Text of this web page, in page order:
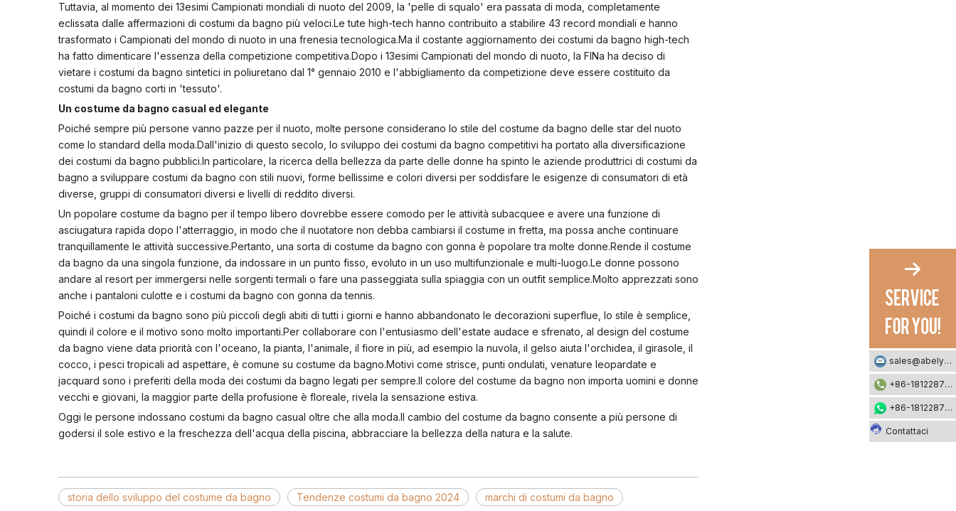
Tuttavia, al momento dei 13esimi Campionati mondiali di nuoto del 2009, la 'pelle di squalo' era passata di moda, completamente
eclissata dalle affermazioni di costumi da bagno più veloci.Le tute high-tech hanno contribuito a stabilire 43 record mondiali e hanno
trasformato i Campionati del mondo di nuoto in una frenesia tecnologica.Ma il costante aggiornamento dei costumi da bagno high-tech
ha fatto dimenticare l'essenza della competizione competitiva.Dopo i 13esimi Campionati del mondo di nuoto, la FINa ha deciso di
vietare i costumi da bagno sintetici in poliuretano dal 1° gennaio 2010 e l'abbigliamento da competizione deve essere costituito da
costumi da bagno corti in 'tessuto'.
Un costume da bagno casual ed elegante
Poiché sempre più persone vanno pazze per il nuoto, molte persone considerano lo stile del costume da bagno delle star del nuoto
come lo standard della moda.Dall'inizio di questo secolo, lo sviluppo dei costumi da bagno competitivi ha portato alla diversificazione
dei costumi da bagno pubblici.In particolare, la ricerca della bellezza da parte delle donne ha spinto le aziende produttrici di costumi da
bagno a sviluppare costumi da bagno con stili nuovi, forme bellissime e colori diversi per soddisfare le esigenze di consumatori di età
diverse, gruppi di consumatori diversi e livelli di reddito diversi.
Un popolare costume da bagno per il tempo libero dovrebbe essere comodo per le attività subacquee e avere una funzione di
asciugatura rapida dopo l'atterraggio, in modo che il nuotatore non debba cambiarsi il costume in fretta, ma possa anche continuare
tranquillamente le attività successive.Pertanto, una sorta di costume da bagno con gonna è popolare tra molte donne.Rende il costume
da bagno da una singola funzione, da indossare in un punto fisso, evoluto in un uso multifunzionale e multi-luogo.Le donne possono
andare al resort per immergersi nelle sorgenti termali o fare una passeggiata sulla spiaggia con un outfit semplice.Molto apprezzati sono
anche i pantaloni culotte e i costumi da bagno con gonna da tennis.
Poiché i costumi da bagno sono più piccoli degli abiti di tutti i giorni e hanno abbandonato le decorazioni superflue, lo stile è semplice,
quindi il colore e il motivo sono molto importanti.Per collaborare con l'entusiasmo dell'estate audace e sfrenato, al design del costume
da bagno viene data priorità con l'oceano, la pianta, l'animale, il fiore in più, ad esempio la nuvola, il gelso aiuta l'orchidea, il girasole, il
cocco, i pesci tropicali ad aspettare, è comune su costume da bagno.Motivi come strisce, punti ondulati, venature leopardate e
jacquard sono i preferiti della moda dei costumi da bagno legati per sempre.Il colore del costume da bagno non importa uomini e donne
vecchi e giovani, la maggior parte della profusione è floreale, rivela la sensazione estiva.
Oggi le persone indossano costumi da bagno casual oltre che alla moda.Il cambio del costume da bagno consente a più persone di
godersi il sole estivo e la freschezza dell'acqua della piscina, abbracciare la bellezza della natura e la salute.
storia dello sviluppo del costume da bagno Tendenze costumi da bagno 2024 marchi di costumi da bagno
sales@abelyfashion.com
+86-18122871002
+86-18122871002
Contattaci